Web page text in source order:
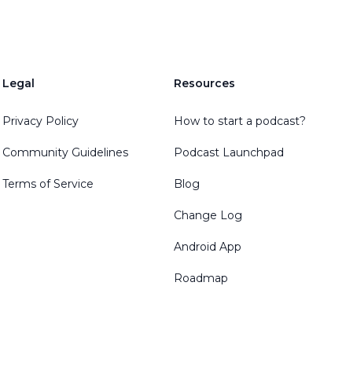
Legal
Privacy Policy
Community Guidelines
Terms of Service
Resources
How to start a podcast?
Podcast Launchpad
Blog
Change Log
Android App
Roadmap